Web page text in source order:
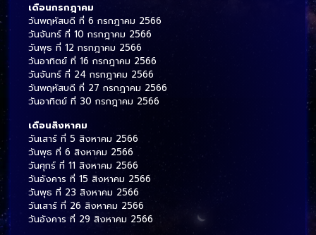
เดือนกรกฎาคม
วันพฤหัสบดี ที่ 6 กรกฎาคม 2566
วันจันทร์ ที่ 10 กรกฎาคม 2566
วันพุธ ที่ 12 กรกฎาคม 2566
วันอาทิตย์ ที่ 16 กรกฎาคม 2566
วันจันทร์ ที่ 24 กรกฎาคม 2566
วันพฤหัสบดี ที่ 27 กรกฎาคม 2566
วันอาทิตย์ ที่ 30 กรกฎาคม 2566
เดือนสิงหาคม
วันเสาร์ ที่ 5 สิงหาคม 2566
วันพุธ ที่ 6 สิงหาคม 2566
วันศุกร์ ที่ 11 สิงหาคม 2566
วันอังคาร ที่ 15 สิงหาคม 2566
วันพุธ ที่ 23 สิงหาคม 2566
วันเสาร์ ที่ 26 สิงหาคม 2566
วันอังคาร ที่ 29 สิงหาคม 2566